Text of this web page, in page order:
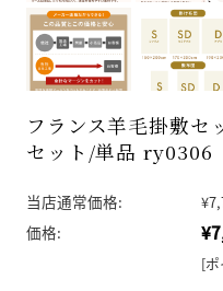
フランス羊毛掛敷セ
セット/単品 ry0306
当店通常価格:
価格:
[